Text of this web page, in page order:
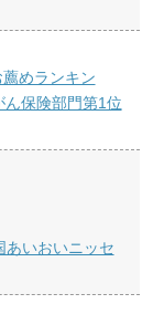
めランキン
保険部門第1位
いおいニッセ